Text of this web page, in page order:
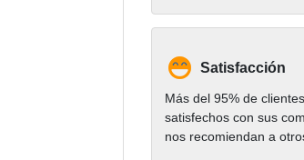
Satisfacción
Más del 95% de
satisfechos con sus
nos recomiendan a